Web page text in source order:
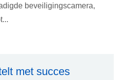
beveiligingscamera,
met succes